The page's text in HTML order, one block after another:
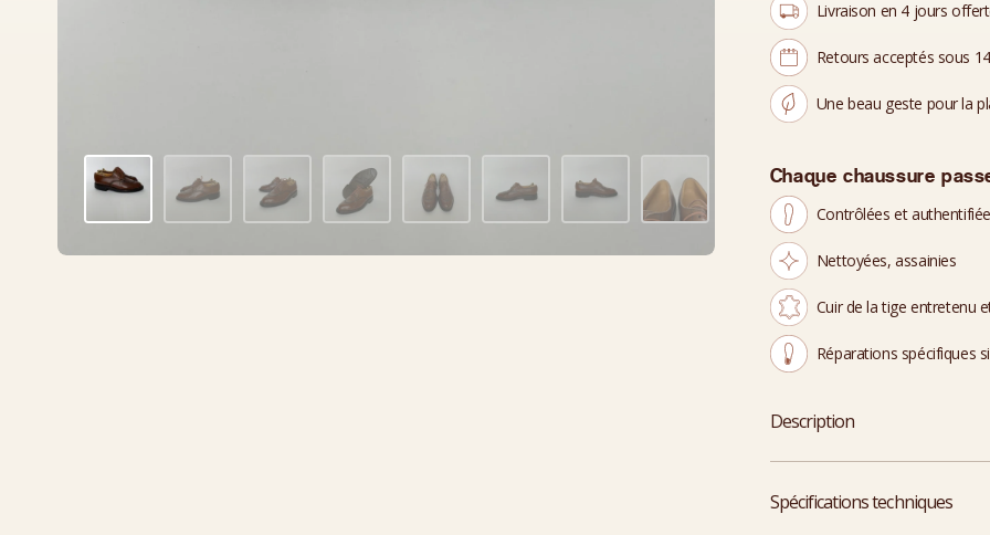
Livraison en 4 jours
Retours acceptés sous
Une beau geste pour la
Chaque chaussure
Contrôlées et
Nettoyées, assainies
Cuir de la tige entretenu
Réparations spécifiques
Description
Spécifications techniques